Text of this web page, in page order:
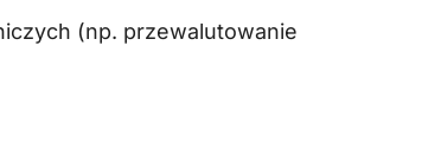
(np. przewalutowanie